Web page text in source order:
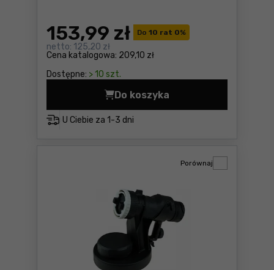
Do 10 rat 0%
Cena katalogowa: 209,10 zł
153,99 zł
netto: 125,20 zł
Dostępne: > 10 szt.
U Ciebie za 1-3 dni
Do koszyka
Pistolet natryskowy Neo
Porównaj